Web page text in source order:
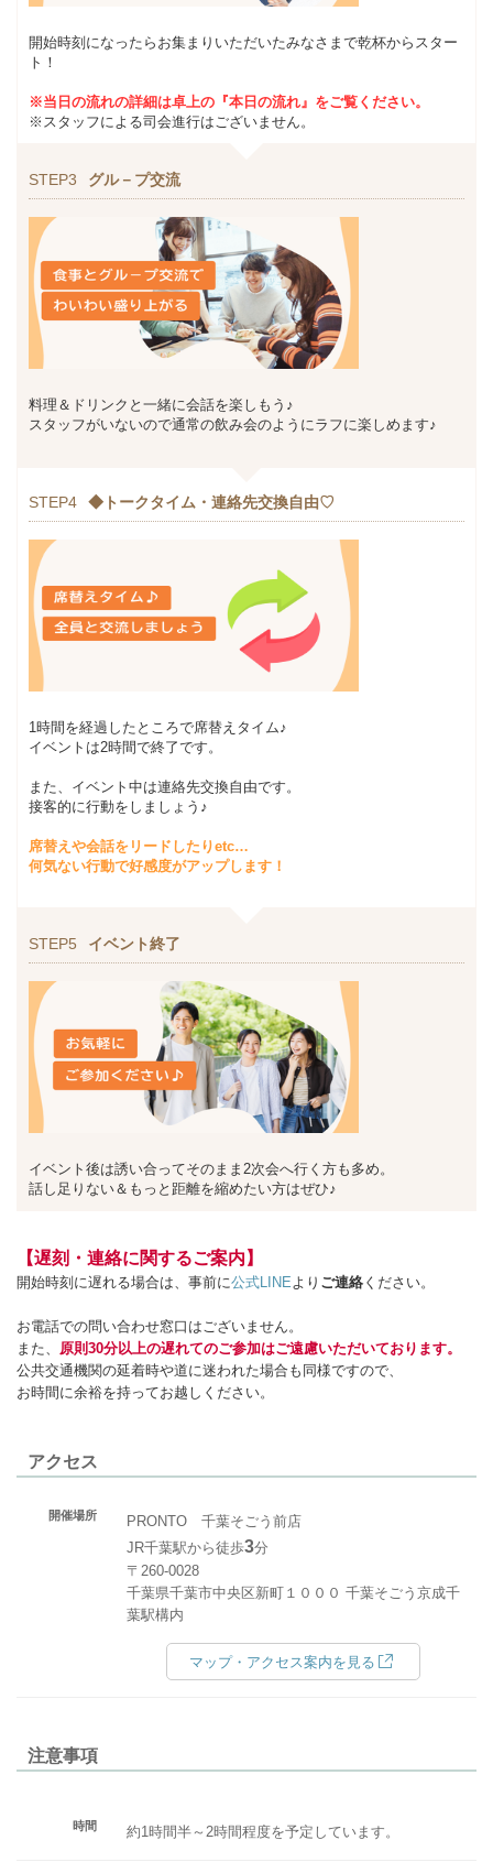
開始時刻になったらお集まりいただいたみなさまで乾杯からスター
ト！
※当日の流れの詳細は卓上の『本日の流れ』をご覧ください。
※スタッフによる司会進行はございません。
STEP3 グル－プ交流
料理＆ドリンクと一緒に会話を楽しもう♪
スタッフがいないので通常の飲み会のようにラフに楽しめます♪
STEP4 ◆トークタイム・連絡先交換自由♡
1時間を経過したところで席替えタイム♪
イベントは2時間で終了です。
また、イベント中は連絡先交換自由です。
接客的に行動をしましょう♪
席替えや会話をリードしたりetc…
何気ない行動で好感度がアップします！
STEP5 イベント終了
イベント後は誘い合ってそのまま2次会へ行く方も多め。
話し足りない＆もっと距離を縮めたい方はぜひ♪
【遅刻・連絡に関するご案内】
開始時刻に遅れる場合は、事前に公式LINE より ご連絡 ください。
お電話での問い合わせ窓口はございません。
また、 原則30分以上の遅れてのご参加はご遠慮いただいております。
公共交通機関の延着時や道に迷われた場合も同様ですので、
お時間に余裕を持ってお越しください。
アクセス
開催場所
PRONTO 千葉そごう前店
JR千葉駅から徒歩3分
〒260-0028
千葉県千葉市中央区新町１０００ 千葉そごう京成千
葉駅構内
マップ・アクセス案内を見る
注意事項
時間 約1時間半～2時間程度を予定しています。